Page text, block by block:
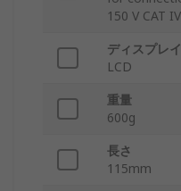
150 V CAT IV
ディスプレ
LCD
重量
600g
長さ
115mm